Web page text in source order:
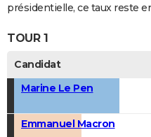
présidentielle, ce taux reste
TOUR 1
Candidat
Marine Le Pen
Emmanuel Macron